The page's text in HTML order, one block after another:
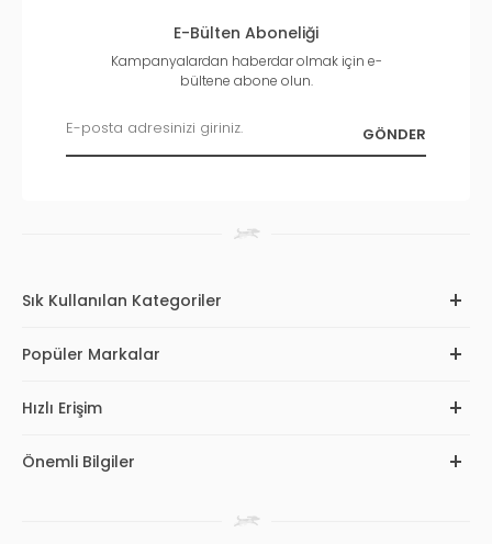
E-Bülten Aboneliği
Kampanyalardan haberdar olmak için e-
bültene abone olun.
Sık Kullanılan Kategoriler
Popüler Markalar
Hızlı Erişim
Önemli Bilgiler